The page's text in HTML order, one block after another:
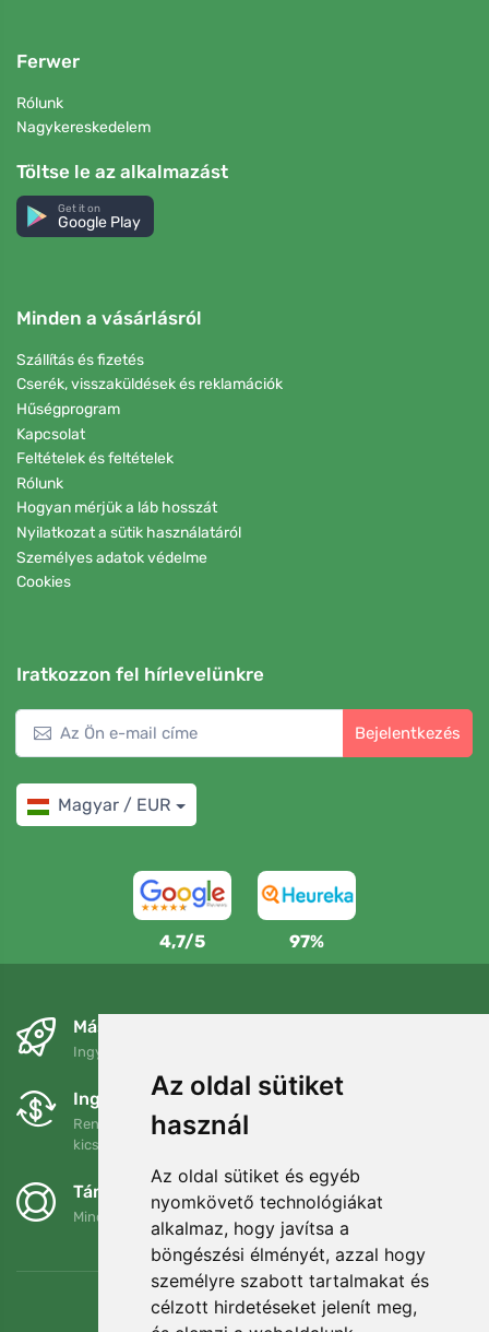
Az oldal sütiket
használ
Az oldal sütiket és egyéb
nyomkövető technológiákat
alkalmaz, hogy javítsa a
böngészési élményét, azzal hogy
személyre szabott tartalmakat és
célzott hirdetéseket jelenít meg,
Ferwer
Rólunk
Nagykereskedelem
Töltse le az alkalmazást
Get it on
Google Play
Minden a vásárlásról
Szállítás és fizetés
Cserék, visszaküldések és reklamációk
Hűségprogram
Kapcsolat
Feltételek és feltételek
Rólunk
Hogyan mérjük a láb hosszát
Nyilatkozat a sütik használatáról
Személyes adatok védelme
Cookies
Iratkozzon fel hírlevelünkre
Bejelentkezés
Magyar / EUR
4,7/5 97%
Másnapra és ingyenesen
Ingyenes szállítás a következő összeg felett: 80 EUR
Ingyenes csere és visszaküldés
Rendelését 90 napon belül bármikor visszaküldheti vagy
kicserélheti.
Támogatjuk a Trees.org-ot
Minden megrendelésért ültetünk egy fát! Bővebben